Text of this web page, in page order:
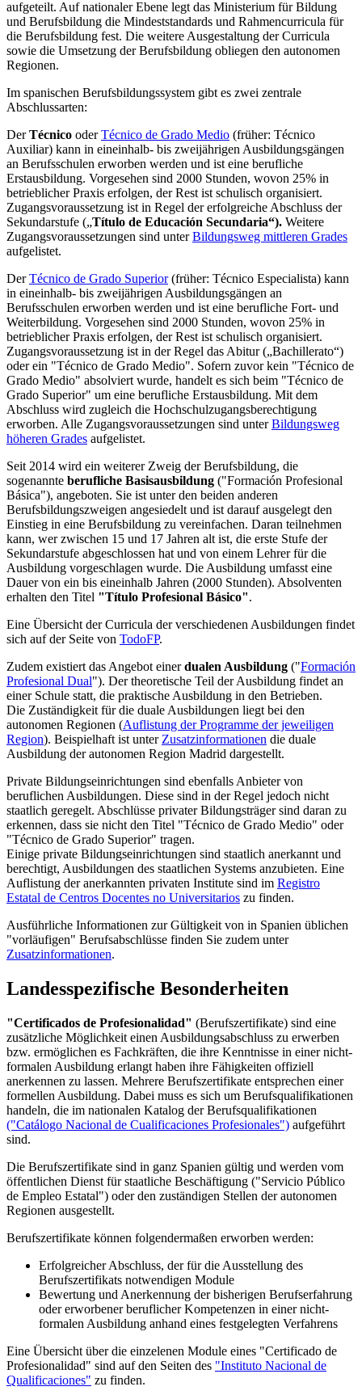
aufgeteilt. Auf nationaler Ebene legt das Ministerium für Bildung
und Berufsbildung die Mindeststandards und Rahmencurricula für
die Berufsbildung fest. Die weitere Ausgestaltung der Curricula
sowie die Umsetzung der Berufsbildung obliegen den autonomen
Regionen.
Im spanischen Berufsbildungssystem gibt es zwei zentrale
Abschlussarten:
DerTécnico oderTécnico de Grado Medio (früher: Técnico
Auxiliar) kann in eineinhalb- bis zweijährigen Ausbildungsgängen
an Berufsschulen erworben werden und ist eine berufliche
Erstausbildung. Vorgesehen sind 2000 Stunden, wovon 25% in
betrieblicher Praxis erfolgen, der Rest ist schulisch organisiert.
Zugangsvoraussetzung ist in Regel der erfolgreiche Abschluss der
Sekundarstufe („Título de Educación Secundaria“). Weitere
Zugangsvoraussetzungen sind unterBildungsweg mittleren Grades
aufgelistet.
DerTécnico de Grado Superior(früher: Técnico Especialista) kann
in eineinhalb- bis zweijährigen Ausbildungsgängen an
Berufsschulen erworben werden und ist eine berufliche Fort- und
Weiterbildung. Vorgesehen sind 2000 Stunden, wovon 25% in
betrieblicher Praxis erfolgen, der Rest ist schulisch organisiert.
Zugangsvoraussetzung ist in der Regel das Abitur („Bachillerato“)
oder ein "Técnico de Grado Medio". Sofern zuvor kein "Técnico de
Grado Medio" absolviert wurde, handelt es sich beim "Técnico de
Grado Superior" um eine berufliche Erstausbildung. Mit dem
Abschluss wird zugleich die Hochschulzugangsberechtigung
erworben. Alle Zugangsvoraussetzungen sind unterBildungsweg
höheren Grades aufgelistet.
Seit 2014 wird ein weiterer Zweig der Berufsbildung, die
sogenannte berufliche Basisausbildung ("Formación Profesional
Básica"), angeboten. Sie ist unter den beiden anderen
Berufsbildungszweigen angesiedelt und ist darauf ausgelegt den
Einstieg in eine Berufsbildung zu vereinfachen. Daran teilnehmen
kann, wer zwischen 15 und 17 Jahren alt ist, die erste Stufe der
Sekundarstufe abgeschlossen hat und von einem Lehrer für die
Ausbildung vorgeschlagen wurde. Die Ausbildung umfasst eine
Dauer von ein bis eineinhalb Jahren (2000 Stunden). Absolventen
erhalten den Titel "Título Profesional Básico".
Eine Übersicht der Curricula der verschiedenen Ausbildungen findet
sich auf der Seite von TodoFP.
Zudem existiert das Angebot einerdualen Ausbildung ("Formación
Profesional Dual"). Der theoretische Teil der Ausbildung findet an
einer Schule statt, die praktische Ausbildung in den Betrieben.
Die Zuständigkeit für die duale Ausbildungen liegt bei den
autonomen Regionen (Auflistung der Programme der jeweiligen
Region). Beispielhaft ist unter Zusatzinformationen die duale
Ausbildung der autonomen Region Madrid dargestellt.
Private Bildungseinrichtungen sind ebenfalls Anbieter von
beruflichen Ausbildungen. Diese sind in der Regel jedoch nicht
staatlich geregelt. Abschlüsse privater Bildungsträger sind daran zu
erkennen, dass sie nicht den Titel "Técnico de Grado Medio" oder
"Técnico de Grado Superior" tragen.
Einige private Bildungseinrichtungen sind staatlich anerkannt und
berechtigt, Ausbildungen des staatlichen Systems anzubieten. Eine
Auflistung der anerkannten privaten Institute sind im Registro
Estatal de Centros Docentes no Universitarios zu finden.
Ausführliche Informationen zur Gültigkeit von in Spanien üblichen
"vorläufigen" Berufsabschlüsse finden Sie zudem unter
Zusatzinformationen.
Landesspezifische Besonderheiten
"Certificados de Profesionalidad" (Berufszertifikate) sind eine
zusätzliche Möglichkeit einen Ausbildungsabschluss zu erwerben
bzw. ermöglichen es Fachkräften, die ihre Kenntnisse in einer nicht-
formalen Ausbildung erlangt haben ihre Fähigkeiten offiziell
anerkennen zu lassen. Mehrere Berufszertifikate entsprechen einer
formellen Ausbildung. Dabei muss es sich um Berufsqualifikationen
handeln, die im nationalen Katalog der Berufsqualifikationen
("Catálogo Nacional de Cualificaciones Profesionales") aufgeführt
sind.
Die Berufszertifikate sind in ganz Spanien gültig und werden vom
öffentlichen Dienst für staatliche Beschäftigung ("Servicio Público
de Empleo Estatal") oder den zuständigen Stellen der autonomen
Regionen ausgestellt.
Berufszertifikate können folgendermaßen erworben werden:
Erfolgreicher Abschluss, der für die Ausstellung des
Berufszertifikats notwendigen Module
Bewertung und Anerkennung der bisherigen Berufserfahrung
oder erworbener beruflicher Kompetenzen in einer nicht-
formalen Ausbildung anhand eines festgelegten Verfahrens
Eine Übersicht über die einzelenen Module eines "Certificado de
Profesionalidad" sind auf den Seiten des "Instituto Nacional de
Qualificaciones" zu finden.